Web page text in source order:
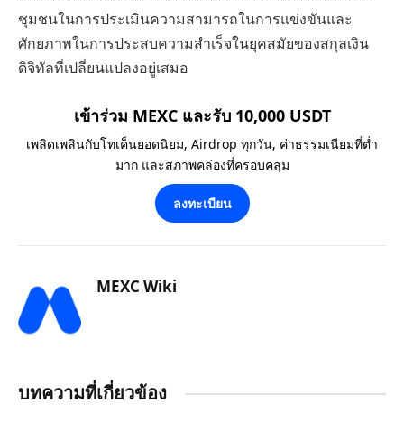
ชุมชนในการประเมินความสามารถในการแข่งขันและ
ศักยภาพในการประสบความสำเร็จในยุคสมัยของสกุลเงิน
ดิจิทัลที่เปลี่ยนแปลงอยู่เสมอ
เข้าร่วม MEXC และรับ 10,000 USDT
เพลิดเพลินกับโทเค็นยอดนิยม, Airdrop ทุกวัน, ค่าธรรมเนียมที่ต่ำ
มาก และสภาพคล่องที่ครอบคลุม
ลงทะเบียน
MEXC Wiki
บทความที่เกี่ยวข้อง